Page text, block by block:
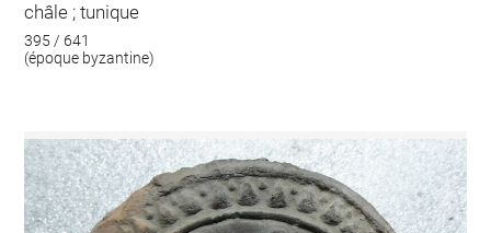
châle ; tunique
395 / 641
(époque byzantine)